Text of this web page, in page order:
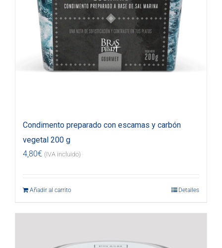
Condimento preparado con escamas y carbón
vegetal 200 g
4,80€ (IVA incluido)
Añadir al carrito Detalles